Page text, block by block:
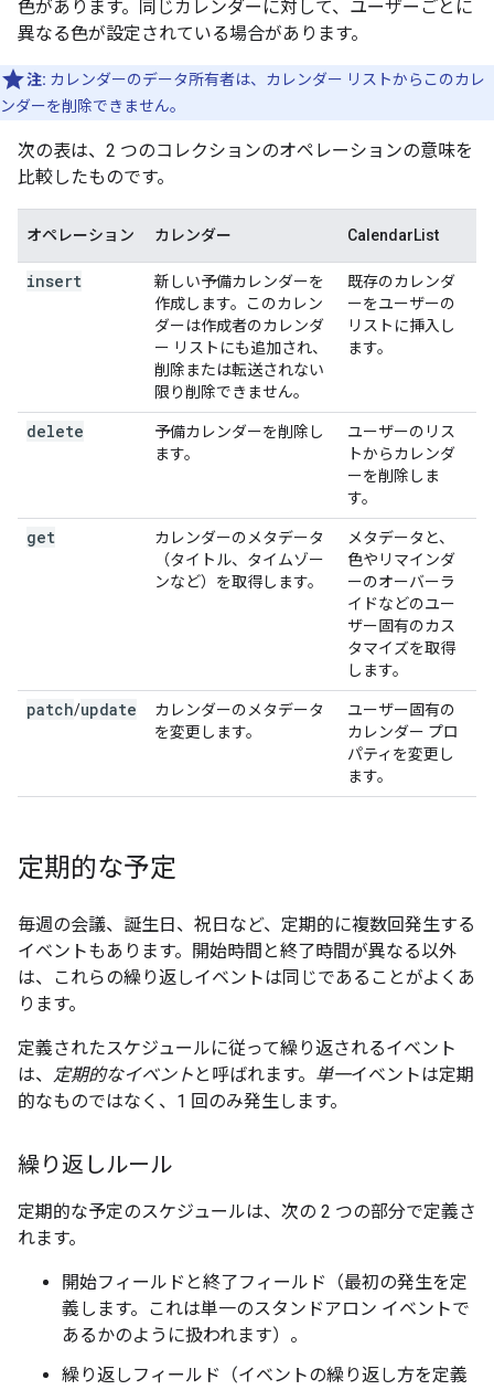
色があります。同じカレンダーに対して、ユーザーごとに
異なる色が設定されている場合があります。
注: カレンダーのデータ所有者は、カレンダー リストからこのカレ
ンダーを削除できません。
次の表は、2 つのコレクションのオペレーションの意味を
比較したものです。
オペレーション カレンダー CalendarList
insert
新しい予備カレンダーを
作成します。このカレン
ダーは作成者のカレンダ
ー リストにも追加され、
削除または転送されない
限り削除できません。
既存のカレンダ
ーをユーザーの
リストに挿入し
ます。
delete
予備カレンダーを削除し
ます。
ユーザーのリス
トからカレンダ
ーを削除しま
す。
get
カレンダーのメタデータ
（タイトル、タイムゾー
ンなど）を取得します。
メタデータと、
色やリマインダ
ーのオーバーラ
イドなどのユー
ザー固有のカス
タマイズを取得
します。
patch/update
カレンダーのメタデータ
を変更します。
ユーザー固有の
カレンダー プロ
パティを変更し
ます。
定期的な予定
毎週の会議、誕生日、祝日など、定期的に複数回発生する
イベントもあります。開始時間と終了時間が異なる以外
は、これらの繰り返しイベントは同じであることがよくあ
ります。
定義されたスケジュールに従って繰り返されるイベント
は、 定期的なイベント と呼ばれます。 単一イベントは定期
的なものではなく、1 回のみ発生します。
繰り返しルール
定期的な予定のスケジュールは、次の 2 つの部分で定義さ
れます。
開始フィールドと終了フィールド（最初の発生を定
義します。これは単一のスタンドアロン イベントで
あるかのように扱われます）。
繰り返しフィールド（イベントの繰り返し方を定義